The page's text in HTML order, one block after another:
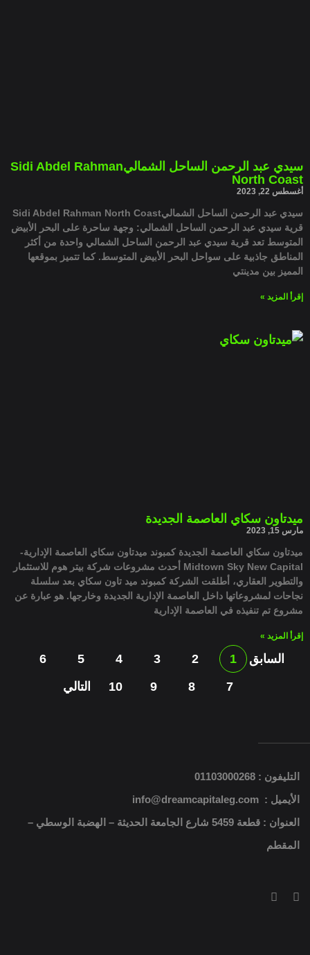
سيدي عبد الرحمن الساحل الشماليSidi Abdel Rahman
North Coast
أغسطس 22, 2023
سيدي عبد الرحمن الساحل الشماليSidi Abdel Rahman North Coast
قرية سيدي عبد الرحمن الساحل الشمالي: وجهة ساحرة على البحر الأبيض
المتوسط تعد قرية سيدي عبد الرحمن الساحل الشمالي واحدة من أكثر
المناطق جاذبية على سواحل البحر الأبيض المتوسط. كما تتميز بموقعها
المميز بين مدينتي
إقرأ المزيد »
ميدتاون سكاي العاصمة الجديدة
مارس 15, 2023
ميدتاون سكاي العاصمة الجديدة كمبوند ميدتاون سكاي العاصمة الإدارية-
Midtown Sky New Capital أحدث مشروعات شركة بيتر هوم للاستثمار
والتطوير العقاري، أطلقت الشركة كمبوند ميد تاون سكاي بعد سلسلة
نجاحات لمشروعاتها داخل العاصمة الإدارية الجديدة وخارجها. هو عبارة عن
مشروع تم تنفيذه في العاصمة الإدارية
إقرأ المزيد »
السابق 1
2
3
4
5
6
7
8
9
10 التالي
التليفون : 01103000268
الأيميل : info@dreamcapitaleg.com
العنوان : قطعة 5459 شارع الجامعة الحديثة – الهضبة الوسطي –
المقطم